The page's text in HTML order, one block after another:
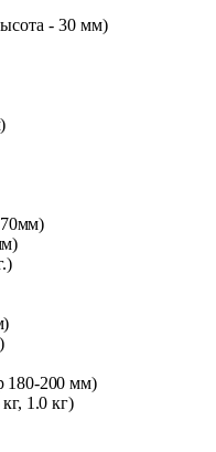
- 30 мм)
180-200 мм)
1.0 кг)